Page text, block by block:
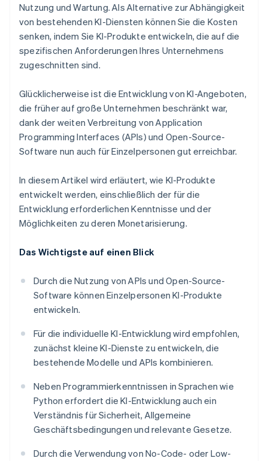
Nutzung und Wartung. Als Alternative zur Abhängigkeit
von bestehenden KI-Diensten können Sie die Kosten
senken, indem Sie KI-Produkte entwickeln, die auf die
spezifischen Anforderungen Ihres Unternehmens
zugeschnitten sind.
Glücklicherweise ist die Entwicklung von KI-Angeboten,
die früher auf große Unternehmen beschränkt war,
dank der weiten Verbreitung von Application
Programming Interfaces (APIs) und Open-Source-
Software nun auch für Einzelpersonen gut erreichbar.
In diesem Artikel wird erläutert, wie KI-Produkte
entwickelt werden, einschließlich der für die
Entwicklung erforderlichen Kenntnisse und der
Möglichkeiten zu deren Monetarisierung.
Das Wichtigste auf einen Blick
Durch die Nutzung von APIs und Open-Source-
Software können Einzelpersonen KI-Produkte
entwickeln.
Für die individuelle KI-Entwicklung wird empfohlen,
zunächst kleine KI-Dienste zu entwickeln, die
bestehende Modelle und APIs kombinieren.
Neben Programmierkenntnissen in Sprachen wie
Python erfordert die KI-Entwicklung auch ein
Verständnis für Sicherheit, Allgemeine
Geschäftsbedingungen und relevante Gesetze.
Durch die Verwendung von No-Code- oder Low-